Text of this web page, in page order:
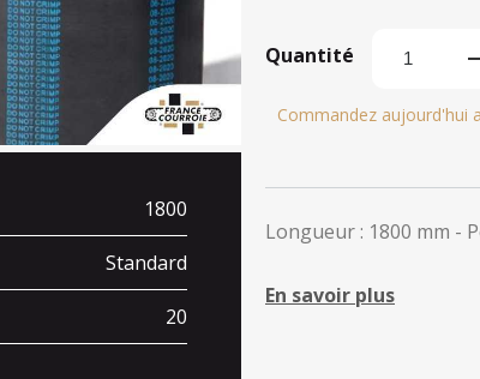
1800
Standard
20
Quantité
Commandez aujourd'hui
Longueur : 1800 mm -
En savoir plus